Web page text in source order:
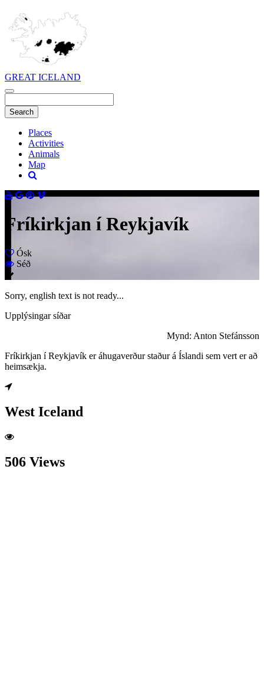
GREAT ICELAND
Places
Activities
Animals
Map
Fríkirkjan í Reykjavík
Ósk
Séð
Sorry, english text is not ready...
Upplýsingar síðar
Mynd: Anton Stefánsson
Fríkirkjan í Reykjavík er áhugaverður staður á Íslandi sem vert er að
heimsækja.
West Iceland
506 Views